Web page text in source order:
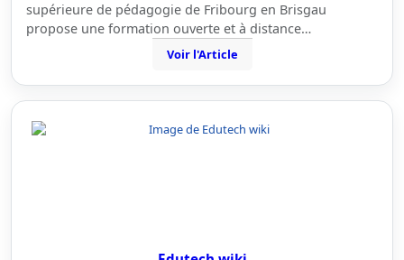
supérieure de pédagogie de Fribourg en Brisgau
propose une formation ouverte et à distance…
Voir l'Article